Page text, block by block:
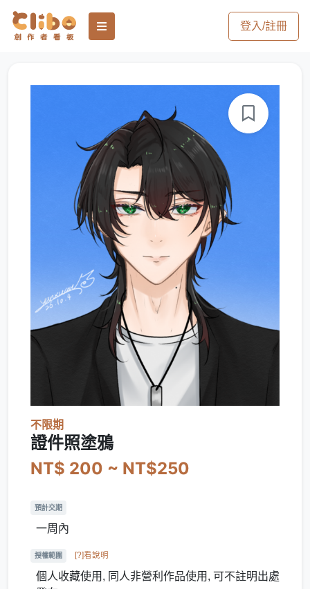
登入/註冊
不限期
證件照塗鴉
NT$ 200 ~ NT$250
預計交期
一周內
授權範圍 [?]看說明
個人收藏使用, 同人非營利作品使用, 可不註明出處